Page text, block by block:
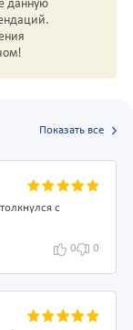
данную
Показать все
с
0 0